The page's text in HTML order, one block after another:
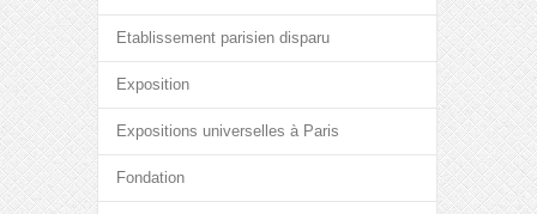
Etablissement parisien disparu
Exposition
Expositions universelles à Paris
Fondation